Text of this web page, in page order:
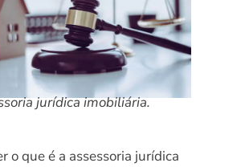
jurídica imobiliária.
o que é a assessoria jurídica